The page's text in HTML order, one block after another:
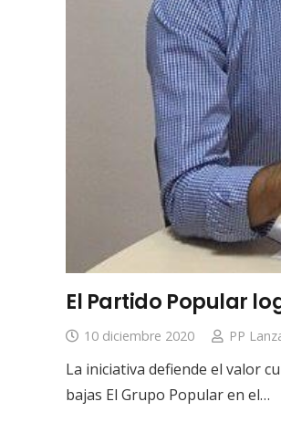
El Partido Popular
10 diciembre 2020 PP
La iniciativa defiende el valor
bajas El Grupo Popular en el…